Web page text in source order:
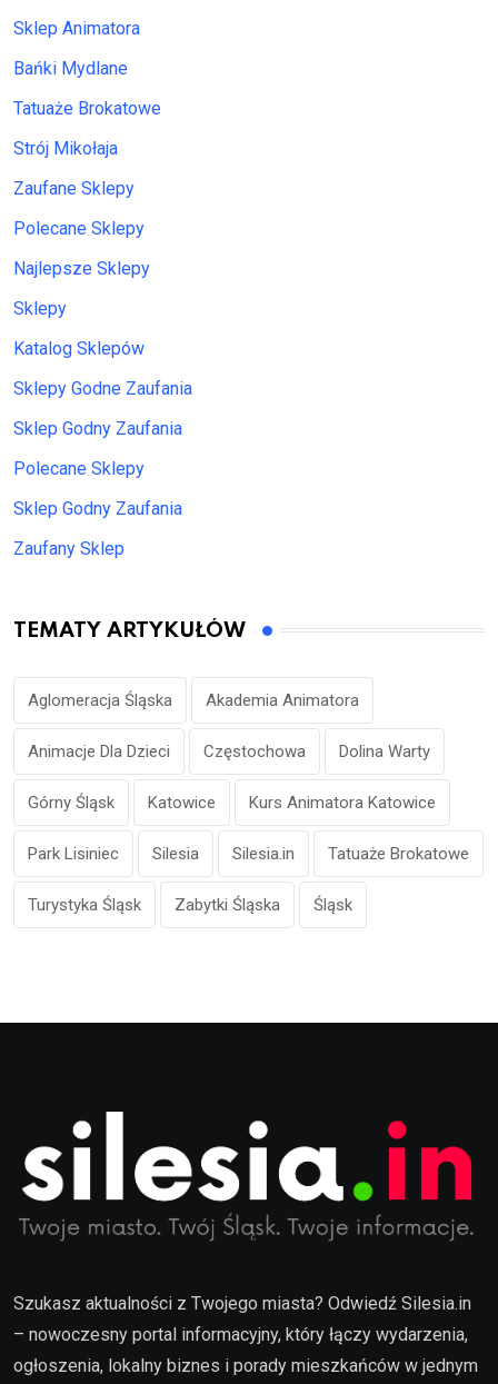
Sklep Animatora
Bańki Mydlane
Tatuaże Brokatowe
Strój Mikołaja
Zaufane Sklepy
Polecane Sklepy
Najlepsze Sklepy
Sklepy
Katalog Sklepów
Sklepy Godne Zaufania
Sklep Godny Zaufania
Polecane Sklepy
Sklep Godny Zaufania
Zaufany Sklep
TEMATY ARTYKUŁÓW
Aglomeracja Śląska Akademia Animatora
Animacje Dla Dzieci Częstochowa Dolina Warty
Górny Śląsk Katowice Kurs Animatora Katowice
Park Lisiniec Silesia Silesia.in Tatuaże Brokatowe
Turystyka Śląsk Zabytki Śląska Śląsk
Szukasz aktualności z Twojego miasta? Odwiedź Silesia.in
– nowoczesny portal informacyjny, który łączy wydarzenia,
ogłoszenia, lokalny biznes i porady mieszkańców w jednym